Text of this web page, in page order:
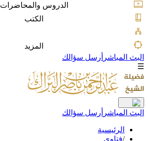
الدروس والمحاضرات
الكتب
المزيد
البث المباشر أرسل سؤالك
☰
البث المباشر أرسل سؤالك
الرئيسية
/فتاوى